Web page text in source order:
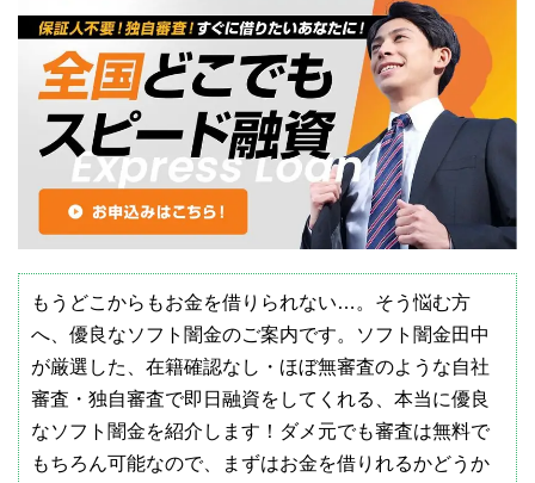
もうどこからもお金を借りられない…。そう悩む方
へ、優良なソフト闇金のご案内です。ソフト闇金田中
が厳選した、在籍確認なし・ほぼ無審査のような自社
審査・独自審査で即日融資をしてくれる、本当に優良
なソフト闇金を紹介します！ダメ元でも審査は無料で
もちろん可能なので、まずはお金を借りれるかどうか